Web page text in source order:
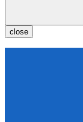
close